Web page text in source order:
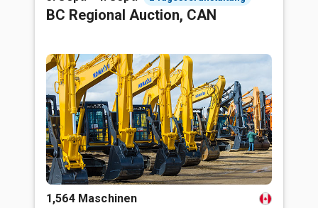
BC Regional Auction, CAN
1,564 Maschinen